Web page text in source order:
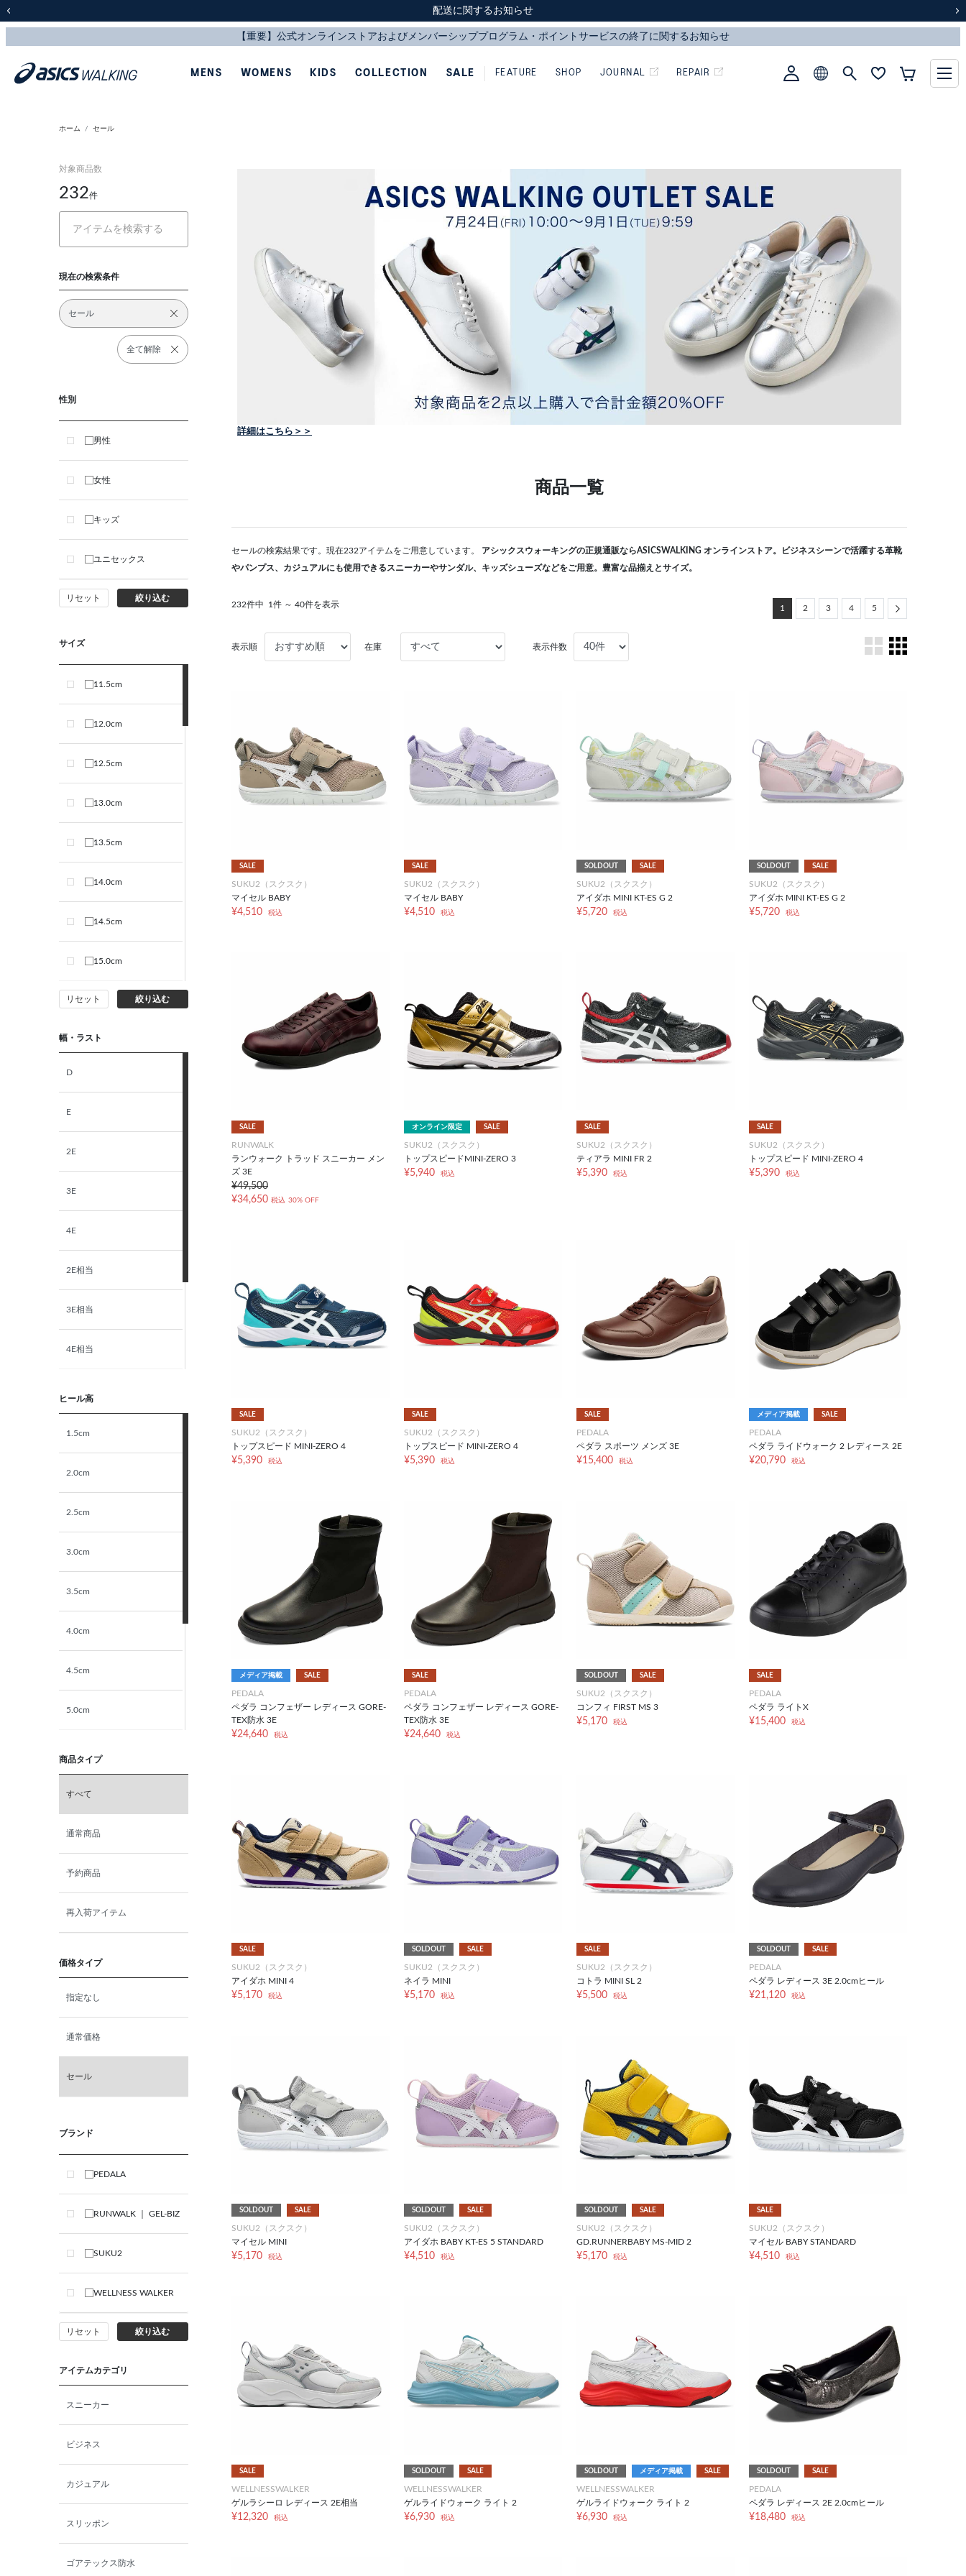
スクスク（SUKU2）価格改定のお知らせ
配送に関するお知らせ
スクスク（SUKU2）価格改定のお知らせ
配送に関するお知らせ
MENS WOMENS KIDS COLLECTION SALE FEATURE SHOP JOURNAL REPAIR
ホーム セール
対象商品数
232件
現在の検索条件
セール
全て解除
性別
男性
女性
キッズ
ユニセックス
リセット 絞り込む
サイズ
11.5cm
12.0cm
12.5cm
13.0cm
13.5cm
14.0cm
14.5cm
15.0cm
15.5cm
16.0cm
26.0cm
26.5cm
27.0cm
リセット 絞り込む
幅・ラスト
D
E
2E
3E
4E
2E相当
3E相当
4E相当
ヒール高
1.5cm
2.0cm
2.5cm
3.0cm
3.5cm
4.0cm
4.5cm
5.0cm
6.0cm
6.5cm
7.0cm
商品タイプ
すべて
通常商品
予約商品
再入荷アイテム
価格タイプ
指定なし
通常価格
セール
ブランド
PEDALA
RUNWALK ｜ GEL-BIZ
SUKU2
WELLNESS WALKER
リセット 絞り込む
アイテムカテゴリ
スニーカー
ビジネス
カジュアル
スリッポン
ゴアテックス防水
商品一覧
セールの検索結果です。現在232アイテムをご用意しています。 アシックスウォーキングの正規通販ならASICSWALKING オンラインストア。ビジネスシーンで活躍する革靴
やパンプス、カジュアルにも使用できるスニーカーやサンダル、キッズシューズなどをご用意。豊富な品揃えとサイズ。
232件中 1件 ～ 40件を表示 1 2 3 4 5 Next
表示順 在庫 表示件数
SALE
SUKU2（スクスク）
マイセル BABY
¥4,510 税込
SALE
SUKU2（スクスク）
マイセル BABY
¥4,510 税込
SOLDOUT SALE
SUKU2（スクスク）
アイダホ MINI KT-ES G 2
¥5,720 税込
SOLDOUT SALE
SUKU2（スクスク）
アイダホ MINI KT-ES G 2
¥5,720 税込
SALE
RUNWALK
ランウォーク トラッド スニーカー メン
ズ 3E
¥49,500
¥34,650 税込 30% OFF
オンライン限定 SALE
SUKU2（スクスク）
トップスピードMINI-ZERO 3
¥5,940 税込
SALE
SUKU2（スクスク）
ティアラ MINI FR 2
¥5,390 税込
SALE
SUKU2（スクスク）
トップスピード MINI-ZERO 4
¥5,390 税込
SALE
SUKU2（スクスク）
トップスピード MINI-ZERO 4
¥5,390 税込
SALE
SUKU2（スクスク）
トップスピード MINI-ZERO 4
¥5,390 税込
SALE
PEDALA
ペダラ スポーツ メンズ 3E
¥15,400 税込
メディア掲載 SALE
PEDALA
ペダラ ライドウォーク 2 レディース 2E
¥20,790 税込
メディア掲載 SALE
PEDALA
ペダラ コンフェザー レディース GORE-
TEX防水 3E
¥24,640 税込
SALE
PEDALA
ペダラ コンフェザー レディース GORE-
TEX防水 3E
¥24,640 税込
SOLDOUT SALE
SUKU2（スクスク）
コンフィ FIRST MS 3
¥5,170 税込
SALE
PEDALA
ペダラ ライトX
¥15,400 税込
SALE
SUKU2（スクスク）
アイダホ MINI 4
¥5,170 税込
SOLDOUT SALE
SUKU2（スクスク）
ネイラ MINI
¥5,170 税込
SALE
SUKU2（スクスク）
コトラ MINI SL 2
¥5,500 税込
SOLDOUT SALE
PEDALA
ペダラ レディース 3E 2.0cmヒール
¥21,120 税込
SOLDOUT SALE
SUKU2（スクスク）
マイセル MINI
¥5,170 税込
SOLDOUT SALE
SUKU2（スクスク）
アイダホ BABY KT-ES 5 STANDARD
¥4,510 税込
SOLDOUT SALE
SUKU2（スクスク）
GD.RUNNERBABY MS-MID 2
¥5,170 税込
SALE
SUKU2（スクスク）
マイセル BABY STANDARD
¥4,510 税込
SALE
WELLNESSWALKER
ゲルラシーロ レディース 2E相当
¥12,320 税込
SOLDOUT SALE
WELLNESSWALKER
ゲルライドウォーク ライト 2
¥6,930 税込
SOLDOUT メディア掲載 SALE
WELLNESSWALKER
ゲルライドウォーク ライト 2
¥6,930 税込
SOLDOUT SALE
PEDALA
ペダラ レディース 2E 2.0cmヒール
¥18,480 税込